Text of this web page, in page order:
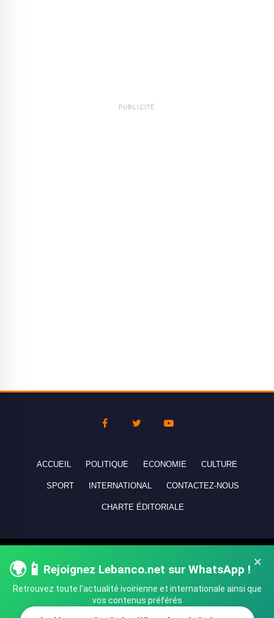
PUBLICITÉ
×
🌍📱 Rejoignez Lebanco.net sur WhatsApp !
Retrouvez toute l'actualité ivoirienne et internationale ainsi que
vos contenus préférés
ACCUEIL POLITIQUE ECONOMIE CULTURE
SPORT INTERNATIONAL CONTACTEZ-NOUS
CHARTE ÉDITORIALE
réservés - All rights reserved.